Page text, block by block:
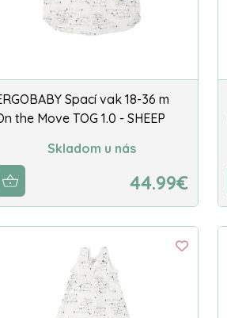
Spací vak 18-36 m
the Move TOG 1.0 - SHEEP
Skladom u nás
44.99€